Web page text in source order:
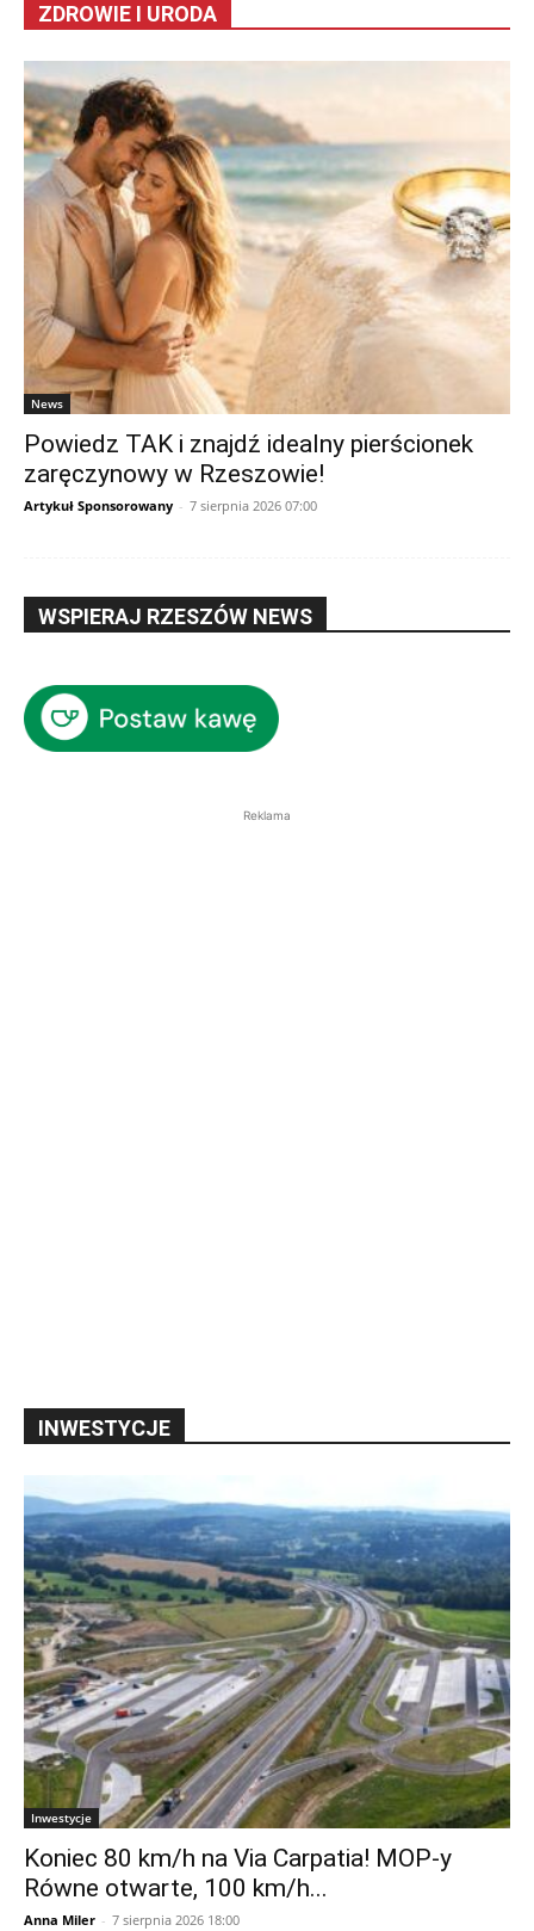
ZDROWIE I URODA
News
Powiedz TAK i znajdź idealny pierścionek
zaręczynowy w Rzeszowie!
Artykuł Sponsorowany - 7 sierpnia 2026 07:00
WSPIERAJ RZESZÓW NEWS
Reklama
INWESTYCJE
Inwestycje
Koniec 80 km/h na Via Carpatia! MOP-y
Równe otwarte, 100 km/h...
Anna Miler - 7 sierpnia 2026 18:00